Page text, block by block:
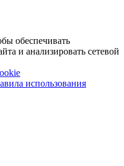
обеспечивать
и анализировать сетевой
использования